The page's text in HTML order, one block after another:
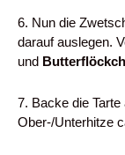
6. Nun die
darauf auslegen.
und
7. Backe die Tarte
Ober-/Unterhitze